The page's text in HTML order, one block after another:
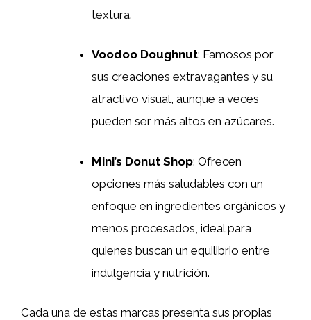
textura.
Voodoo Doughnut: Famosos por
sus creaciones extravagantes y su
atractivo visual, aunque a veces
pueden ser más altos en azúcares.
Mini’s Donut Shop: Ofrecen
opciones más saludables con un
enfoque en ingredientes orgánicos y
menos procesados, ideal para
quienes buscan un equilibrio entre
indulgencia y nutrición.
Cada una de estas marcas presenta sus propias